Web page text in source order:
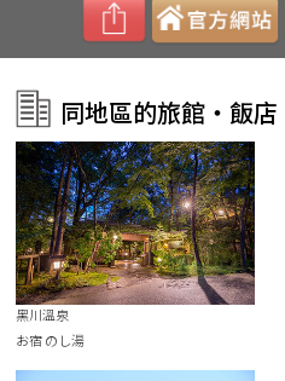
同地區的旅館・飯店
黑川溫泉
お宿 のし湯